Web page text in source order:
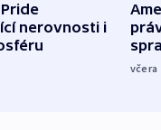
nerovnosti i
včera